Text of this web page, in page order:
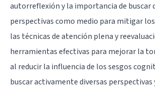
autorreflexión y la importancia de buscar
perspectivas como medio para mitigar los
las técnicas de atención plena y
herramientas efectivas para mejorar la
al reducir la influencia de los sesgos
buscar activamente diversas perspectivas